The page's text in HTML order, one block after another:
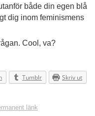
både din egen blå
dig inom feminismens
Cool, va?
Tumblr Skriv ut
länk